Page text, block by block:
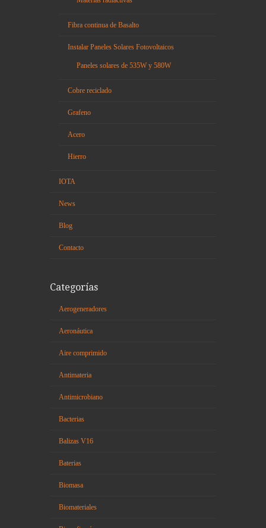
Fibra continua de Basalto
Instalar Paneles Solares Fotovoltaicos
Paneles solares de 535W y 580W
Cobre reciclado
Grafeno
Acero
Hierro
IOTA
News
Blog
Contacto
Categorías
Aerogeneradores
Aeronáutica
Aire comprimido
Antimateria
Antimicrobiano
Bacterias
Balizas V16
Baterias
Biomasa
Biomateriales